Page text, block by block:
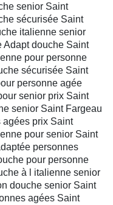
senior Saint
sécurisée Saint
italienne senior
Adapt douche Saint
pour personne
sécurisée Saint
personne agée
senior prix Saint
senior Saint Fargeau
agées prix Saint
pour senior Saint
personnes
pour personne
à l italienne senior
douche senior Saint
agées Saint